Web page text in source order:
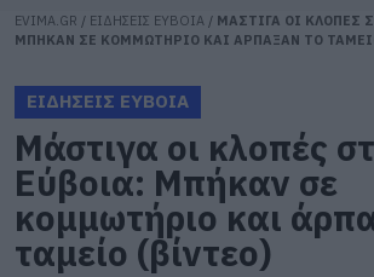
EVIMA.GR / ΕΙΔΗΣΕΙΣ ΕΥΒΟΙΑ / ΜΑΣΤΙΓΑ ΟΙ ΚΛΟΠΕΣ
ΜΠΗΚΑΝ ΣΕ ΚΟΜΜΩΤΗΡΙΟ ΚΑΙ ΑΡΠΑΞΑΝ ΤΟ
ΕΙΔΗΣΕΙΣ ΕΥΒΟΙΑ
Μάστιγα οι κλοπές
Εύβοια: Μπήκαν σε
κομμωτήριο και
ταμείο (βίντεο)